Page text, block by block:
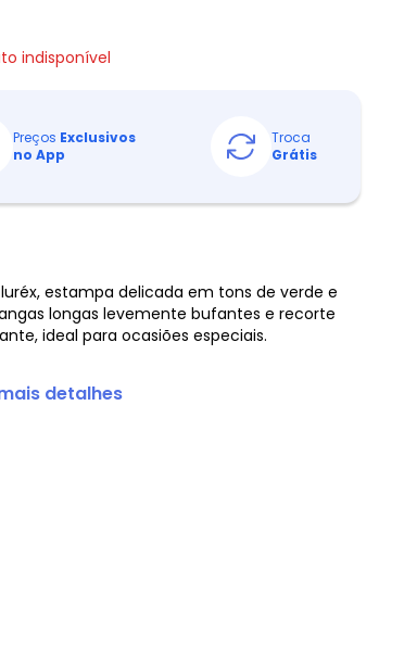
indisponível
Preços Exclusivos
no App
Troca
Grátis
estampa delicada em tons de verde e
longas levemente bufantes e recorte
ideal para ocasiões especiais.
detalhes